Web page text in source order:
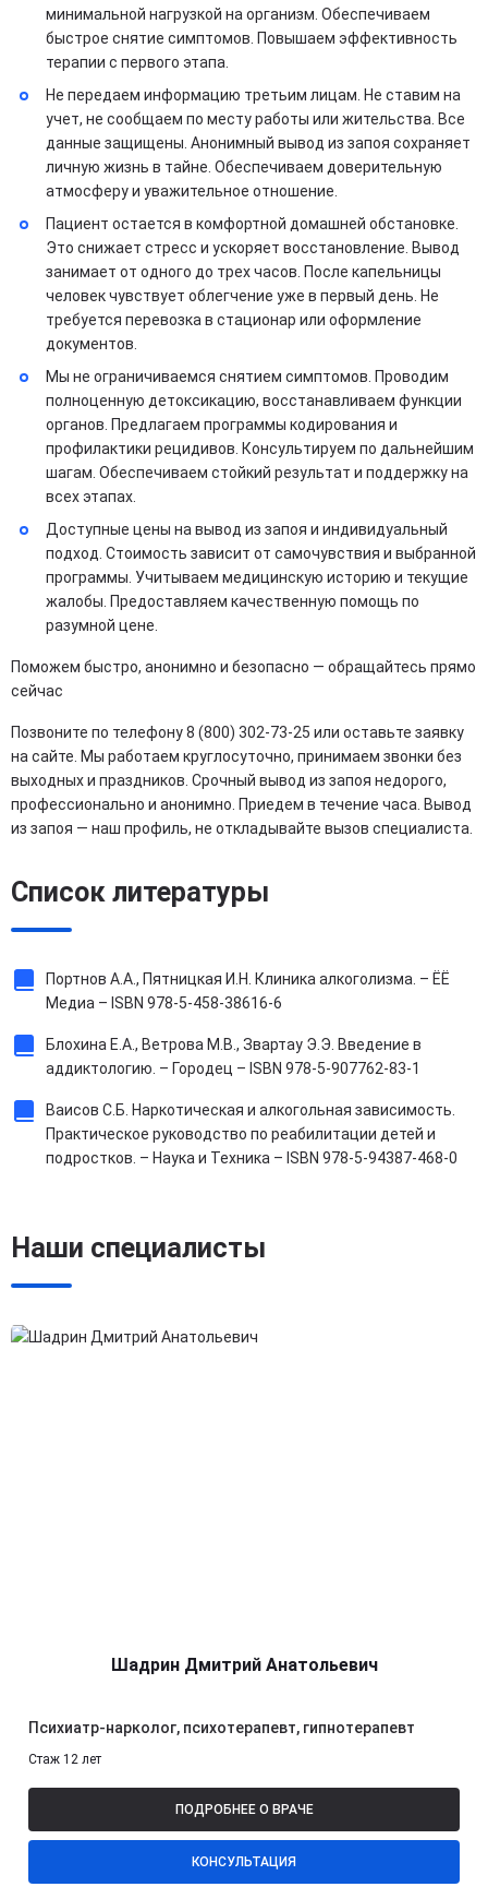
минимальной нагрузкой на организм. Обеспечиваем
быстрое снятие симптомов. Повышаем эффективность
терапии с первого этапа.
Не передаем информацию третьим лицам. Не ставим на
учет, не сообщаем по месту работы или жительства. Все
данные защищены. Анонимный вывод из запоя сохраняет
личную жизнь в тайне. Обеспечиваем доверительную
атмосферу и уважительное отношение.
Пациент остается в комфортной домашней обстановке.
Это снижает стресс и ускоряет восстановление. Вывод
занимает от одного до трех часов. После капельницы
человек чувствует облегчение уже в первый день. Не
требуется перевозка в стационар или оформление
документов.
Мы не ограничиваемся снятием симптомов. Проводим
полноценную детоксикацию, восстанавливаем функции
органов. Предлагаем программы кодирования и
профилактики рецидивов. Консультируем по дальнейшим
шагам. Обеспечиваем стойкий результат и поддержку на
всех этапах.
Доступные цены на вывод из запоя и индивидуальный
подход. Стоимость зависит от самочувствия и выбранной
программы. Учитываем медицинскую историю и текущие
жалобы. Предоставляем качественную помощь по
разумной цене.
Поможем быстро, анонимно и безопасно — обращайтесь прямо
сейчас
Позвоните по телефону 8 (800) 302-73-25 или оставьте заявку
на сайте. Мы работаем круглосуточно, принимаем звонки без
выходных и праздников. Срочный вывод из запоя недорого,
профессионально и анонимно. Приедем в течение часа. Вывод
из запоя — наш профиль, не откладывайте вызов специалиста.
Список литературы
Портнов А.А., Пятницкая И.Н. Клиника алкоголизма. – ЁЁ
Медиа – ISBN 978-5-458-38616-6
Блохина Е.А., Ветрова М.В., Звартау Э.Э. Введение в
аддиктологию. – Городец – ISBN 978-5-907762-83-1
Ваисов С.Б. Наркотическая и алкогольная зависимость.
Практическое руководство по реабилитации детей и
подростков. – Наука и Техника – ISBN 978-5-94387-468-0
Наши специалисты
Шадрин Дмитрий Анатольевич
Психиатр-нарколог, психотерапевт, гипнотерапевт
Стаж 12 лет
ПОДРОБНЕЕ О ВРАЧЕ
КОНСУЛЬТАЦИЯ